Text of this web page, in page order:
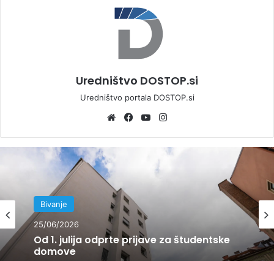
Uredništvo DOSTOP.si
Uredništvo portala DOSTOP.si
We
Fa
Yo
e
Bivanje
Bivanje
27/03/2026